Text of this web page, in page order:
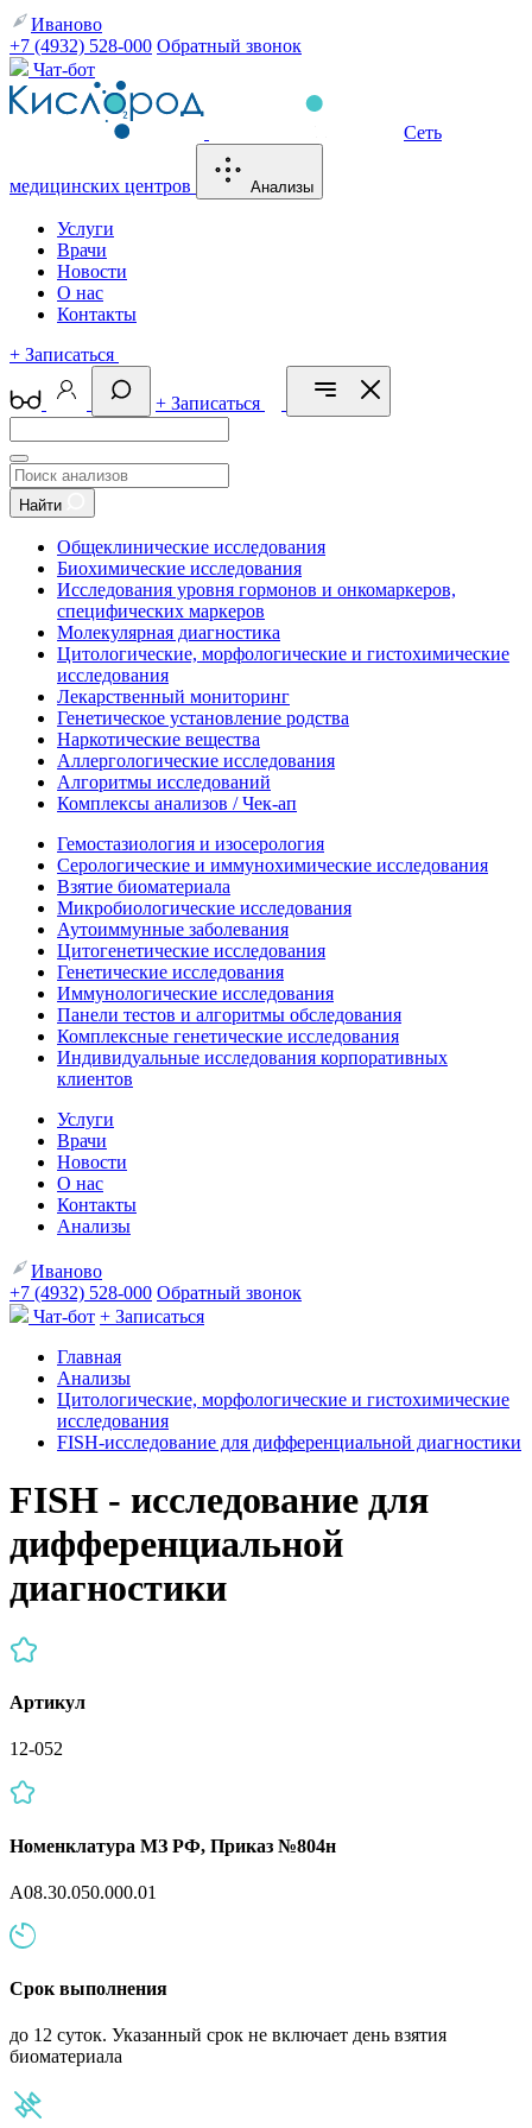
Иваново
+7 (4932) 528-000 Обратный звонок
Чат-бот
Сеть
медицинских центров Анализы
Услуги
Врачи
Новости
О нас
Контакты
+ Записаться
+ Записаться
Найти
Общеклинические исследования
Биохимические исследования
Исследования уровня гормонов и онкомаркеров,
специфических маркеров
Молекулярная диагностика
Цитологические, морфологические и гистохимические
исследования
Лекарственный мониторинг
Генетическое установление родства
Наркотические вещества
Аллергологические исследования
Алгоритмы исследований
Комплексы анализов / Чек-ап
Гемостазиология и изосерология
Серологические и иммунохимические исследования
Взятие биоматериала
Микробиологические исследования
Аутоиммунные заболевания
Цитогенетические исследования
Генетические исследования
Иммунологические исследования
Панели тестов и алгоритмы обследования
Комплексные генетические исследования
Индивидуальные исследования корпоративных
клиентов
Услуги
Врачи
Новости
О нас
Контакты
Анализы
Иваново
+7 (4932) 528-000 Обратный звонок
Чат-бот + Записаться
Главная
Анализы
Цитологические, морфологические и гистохимические
исследования
FISH-исследование для дифференциальной диагностики
FISH - исследование для
дифференциальной
диагностики
Артикул
12-052
Номенклатура МЗ РФ, Приказ №804н
A08.30.050.000.01
Срок выполнения
до 12 суток. Указанный срок не включает день взятия
биоматериала